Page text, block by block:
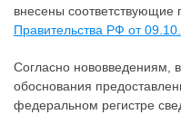
внесены соответствующие
Правительства РФ от
Согласно нововведениям,
обоснования
федеральном регистре